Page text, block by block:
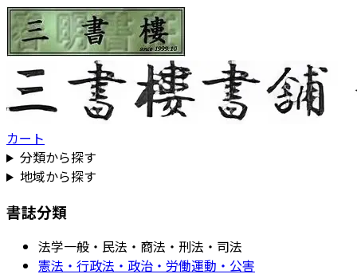
カート
分類から探す
地域から探す
書誌分類
法学一般・民法・商法・刑法・司法
憲法・行政法・政治・労働運動・公害